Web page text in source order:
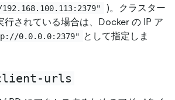
)。クラスター
行されている場合は、Docker の IP ア
0.0.0.0:2379" として指定しま
urls